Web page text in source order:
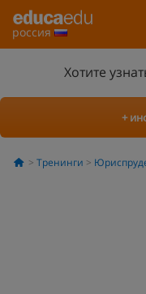
россия
Хотите
+
Тренинги